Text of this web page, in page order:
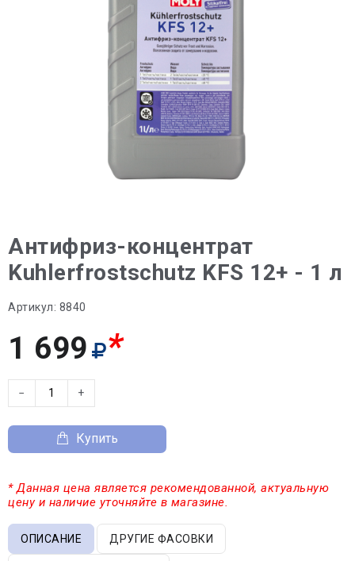
Антифриз-концентрат
Kuhlerfrostschutz KFS 12+ - 1 л
Артикул: 8840
1 699 *
− +
Купить
* Данная цена является рекомендованной, актуальную
цену и наличие уточняйте в магазине.
ОПИСАНИЕ ДРУГИЕ ФАСОВКИ